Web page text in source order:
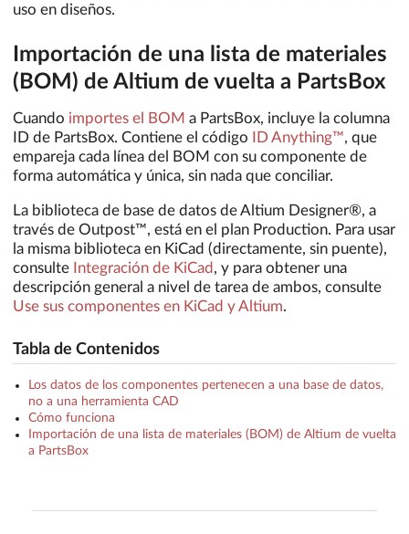
uso en diseños.
Importación de una lista de materiales
(BOM) de Altium de vuelta a PartsBox
Cuando importes el BOM a PartsBox, incluye la columna
ID de PartsBox. Contiene el código
ID Anything™, que
empareja cada línea del BOM con su componente de
forma automática y única, sin nada que conciliar.
La biblioteca de base de datos de Altium Designer®, a
través de Outpost™, está en el plan Production. Para usar
la misma biblioteca en KiCad (directamente, sin puente),
consulte Integración de KiCad , y para obtener una
descripción general a nivel de tarea de ambos, consulte
Use sus componentes en KiCad y Altium.
Tabla de Contenidos
Los datos de los componentes pertenecen a una base de datos,
no a una herramienta CAD
Cómo funciona
Importación de una lista de materiales (BOM) de Altium de vuelta
a PartsBox